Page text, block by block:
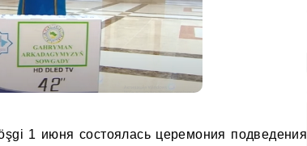
1 июня состоялась церемония подведения